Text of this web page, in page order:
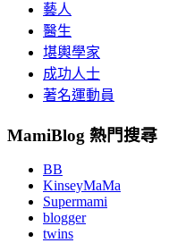
藝人
醫生
堪輿學家
成功人士
著名運動員
MamiBlog 熱門搜尋
BB
KinseyMaMa
Supermami
blogger
twins